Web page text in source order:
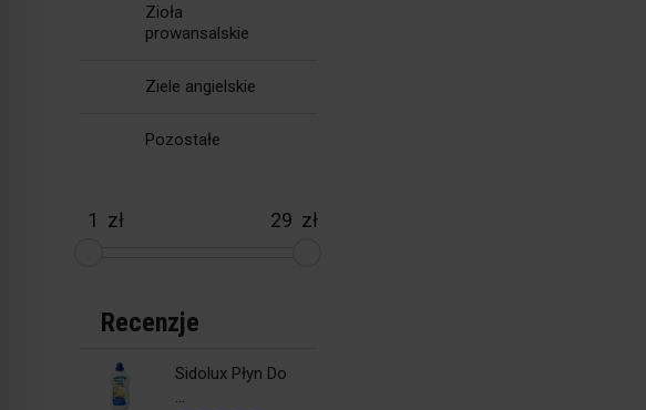
Zioła
prowansalskie
Ziele angielskie
Pozostałe
zł zł
Recenzje
Sidolux Płyn Do